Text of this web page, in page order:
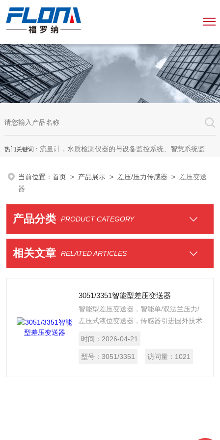
热门关键词： 流量计，水质检测仪器的与设备监控系统、智慧系统监测平台、智慧管网监测系统、园区安全生产与消防安全一体化系统
当前位置：首页 > 产品展示 > 差压/压力传感器 > 差压变送
器
产品分类 PRODUCT CATEGORY
相关文章 RELATED ARTICLES
3051/3351智能型差压变送器
智能型差压变送器，智能单/双法兰压力/
差压式液位变送器，传感器引进国外技术
数字转换补偿技 术对温度、静压进行补
偿，提高了测量精度，降低了温度漂移。
时间： 2026-04-21
型号： 3051/3351 访问量： 1021